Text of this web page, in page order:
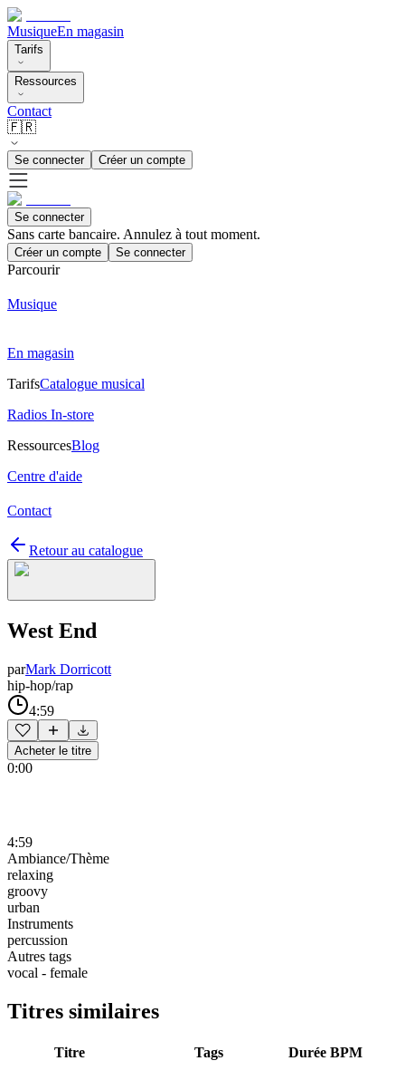
MusiqueEn magasin
Tarifs
Ressources
Contact
🇫🇷
Se connecter Créer un compte
Se connecter
Sans carte bancaire. Annulez à tout moment.
Créer un compte Se connecter
Parcourir
Musique
En magasin
TarifsCatalogue musical
Radios In-store
RessourcesBlog
Centre d'aide
Contact
Retour au catalogue
West End
parMark Dorricott
hip-hop/rap
4:59
Acheter le titre
0:00
4:59
Ambiance/Thème
relaxing
groovy
urban
Instruments
percussion
Autres tags
vocal - female
Titres similaires
Titre Tags Durée BPM